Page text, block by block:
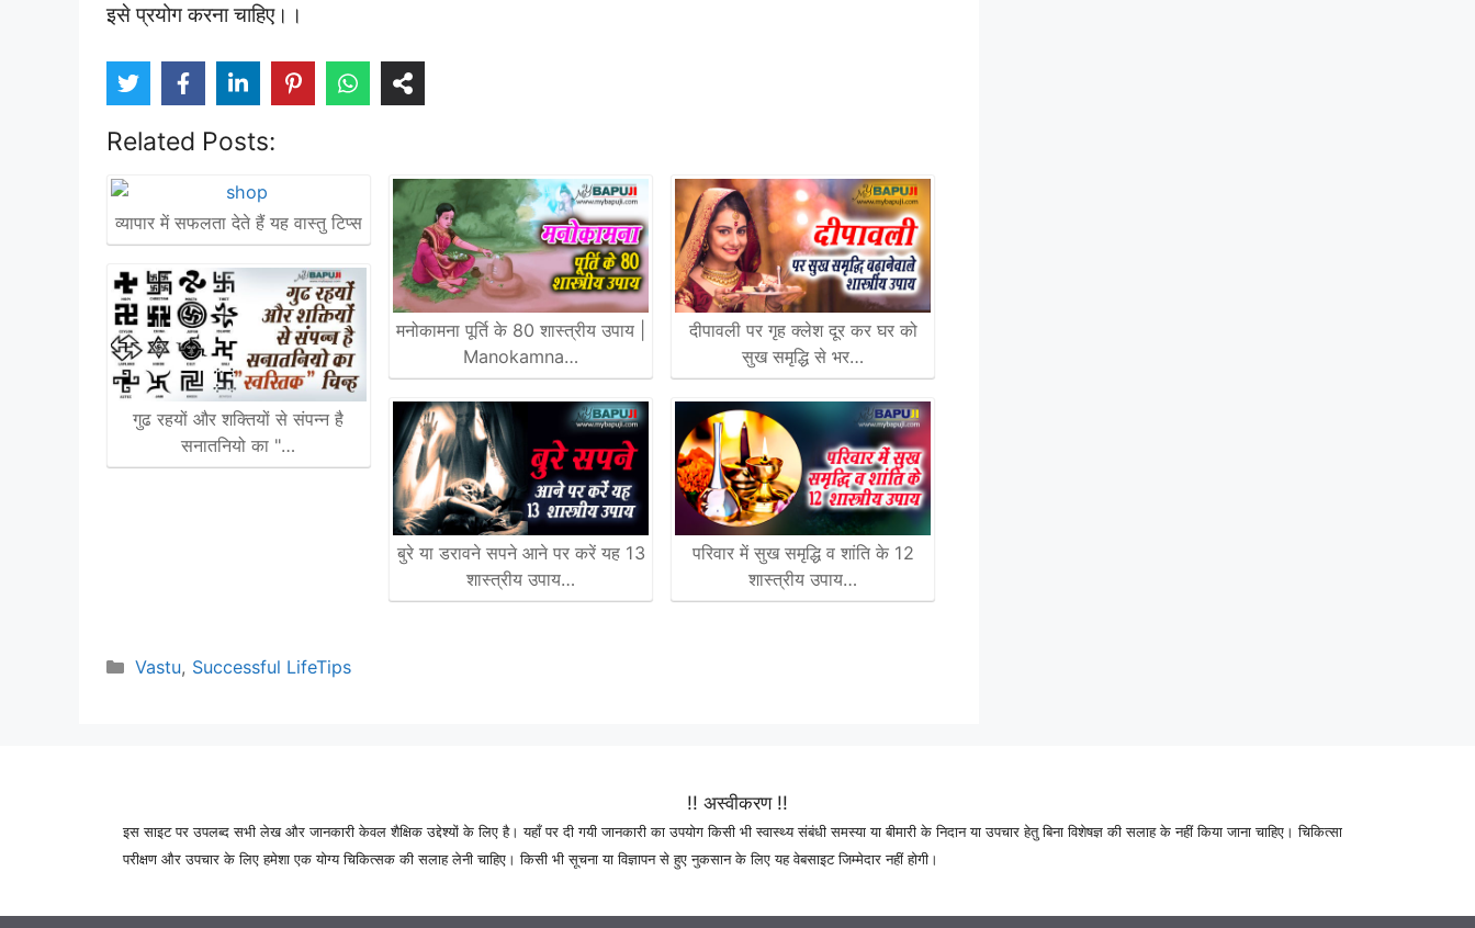
इसे प्रयोग करना चाहिए।।
Related Posts:
व्यापार में सफलता देते हैं यह वास्तु टिप्स
गुढ रहयों और शक्तियों से संपन्न है
सनातनियो का "…
मनोकामना पूर्ति के 80 शास्त्रीय उपाय |
Manokamna…
बुरे या डरावने सपने आने पर करें यह 13
शास्त्रीय उपाय…
दीपावली पर गृह क्लेश दूर कर घर को
सुख समृद्धि से भर…
परिवार में सुख समृद्धि व शांति के 12
शास्त्रीय उपाय…
Categories
Vastu, Successful LifeTips
!! अस्वीकरण !!
इस साइट पर उपलब्द सभी लेख और जानकारी केवल शैक्षिक उद्देश्यों के लिए है। यहाँ पर दी गयी जानकारी का उपयोग किसी भी स्वास्थ्य संबंधी समस्या या बीमारी के निदान या उपचार हेतु बिना विशेषज्ञ की सलाह के नहीं किया जाना चाहिए। चिकित्सा
परीक्षण और उपचार के लिए हमेशा एक योग्य चिकित्सक की सलाह लेनी चाहिए। किसी भी सूचना या विज्ञापन से हुए नुकसान के लिए यह वेबसाइट जिम्मेदार नहीं होगी।